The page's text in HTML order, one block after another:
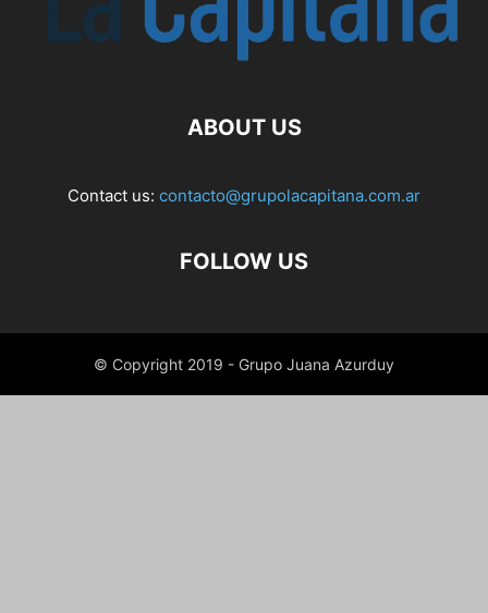
ABOUT US
Contact us: contacto@grupolacapitana.com.ar
FOLLOW US
© Copyright 2019 - Grupo Juana Azurduy